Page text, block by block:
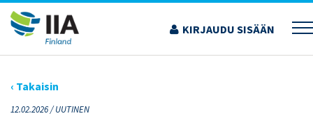
Siirry
sisältöön
KIRJAUDU SISÄÄN
›ARTIKKELIT›PODCAST-SARJA SISÄISEN TARKASTUKSEN AJANKOHTAISISTA
TEEMOISTA
‹ Takaisin
12.02.2026 /UUTINEN